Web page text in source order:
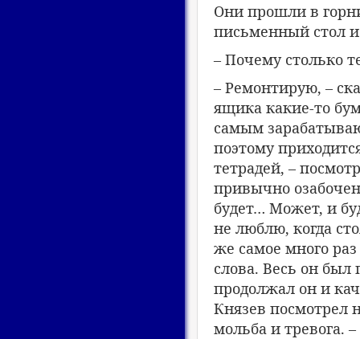
Они прошли в
письменный стол
– Почему столько
– Ремонтирую, –
ящика какие-то
самым
поэтому
тетрадей, –
привычно
будет… Может, и
не люблю, когда
же самое много
слова. Весь он был
продолжал он и
Князев посмотрел
мольба и тревога.